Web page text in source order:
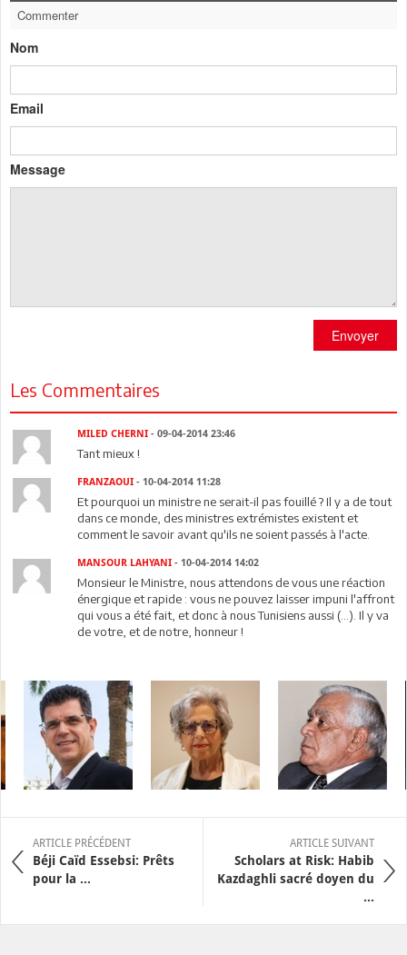
Commenter
Nom
Email
Message
Envoyer
Les Commentaires
MILED CHERNI - 09-04-2014 23:46
Tant mieux !
FRANZAOUI - 10-04-2014 11:28
Et pourquoi un ministre ne serait-il pas fouillé ? Il y a de tout
dans ce monde, des ministres extrémistes existent et
comment le savoir avant qu'ils ne soient passés à l'acte.
MANSOUR LAHYANI - 10-04-2014 14:02
Monsieur le Ministre, nous attendons de vous une réaction
énergique et rapide : vous ne pouvez laisser impuni l'affront
qui vous a été fait, et donc à nous Tunisiens aussi (...). Il y va
de votre, et de notre, honneur !
ARTICLE PRÉCÉDENT
Béji Caïd Essebsi: Prêts
pour la ...
ARTICLE SUIVANT
Scholars at Risk: Habib
Kazdaghli sacré doyen du
...